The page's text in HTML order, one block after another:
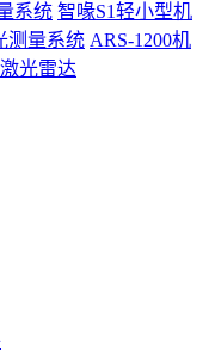
系统 智喙S1轻小型机
测量系统 ARS-1200机
光雷达